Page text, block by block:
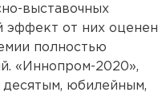
выставочных
эффект от них оценен
полностью
«Иннопром-2020»,
юбилейным,